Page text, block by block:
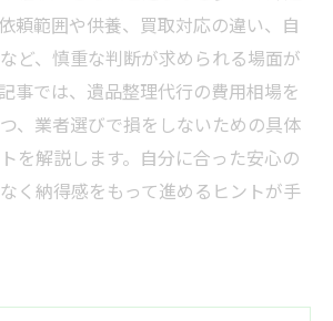
頼範囲や供養、買取対応の違い、自
ど、慎重な判断が求められる場面が
事では、遺品整理代行の費用相場を
、業者選びで損をしないための具体
を解説します。自分に合った安心の
く納得感をもって進めるヒントが手